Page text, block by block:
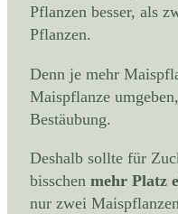
Pflanzen besser, als
Pflanzen.
Denn je mehr
Maispflanze
Bestäubung.
Deshalb sollte für
bisschen mehr Platz
nur zwei